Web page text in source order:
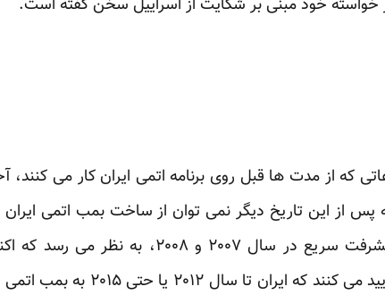
از خواسته خود مبنی بر شکایت از اسراییل سخن گفته است.
پس از این تاریخ دیگر نمی توان از ساخت بمب اتمی
پس از یک دوره پیشرفت سریع در سال
کارشناسان امروز تأیید